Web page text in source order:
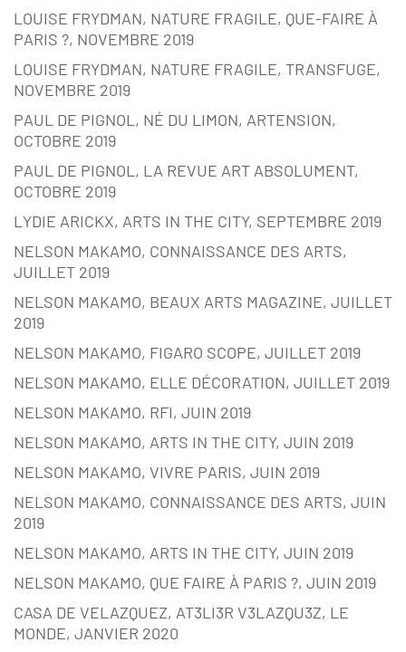
LOUISE FRYDMAN, NATURE FRAGILE, QUE-FAIRE À
PARIS ?, NOVEMBRE 2019
LOUISE FRYDMAN, NATURE FRAGILE, TRANSFUGE,
NOVEMBRE 2019
PAUL DE PIGNOL, NÉ DU LIMON, ARTENSION,
OCTOBRE 2019
PAUL DE PIGNOL, LA REVUE ART ABSOLUMENT,
OCTOBRE 2019
LYDIE ARICKX, ARTS IN THE CITY, SEPTEMBRE 2019
NELSON MAKAMO, CONNAISSANCE DES ARTS,
JUILLET 2019
NELSON MAKAMO, BEAUX ARTS MAGAZINE, JUILLET
2019
NELSON MAKAMO, FIGARO SCOPE, JUILLET 2019
NELSON MAKAMO, ELLE DÉCORATION, JUILLET 2019
NELSON MAKAMO, RFI, JUIN 2019
NELSON MAKAMO, ARTS IN THE CITY, JUIN 2019
NELSON MAKAMO, VIVRE PARIS, JUIN 2019
NELSON MAKAMO, CONNAISSANCE DES ARTS, JUIN
2019
NELSON MAKAMO, ARTS IN THE CITY, JUIN 2019
NELSON MAKAMO, QUE FAIRE À PARIS ?, JUIN 2019
CASA DE VELAZQUEZ, AT3LI3R V3LAZQU3Z, LE
MONDE, JANVIER 2020